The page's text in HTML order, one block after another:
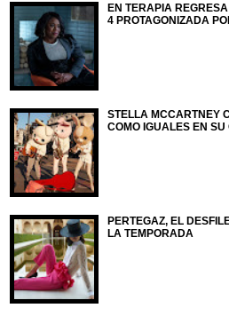
EN TERAPIA
4 PROTAGONIZADA
STELLA MCCARTNEY
COMO IGUALES EN
PERTEGAZ, EL
LA TEMPORADA